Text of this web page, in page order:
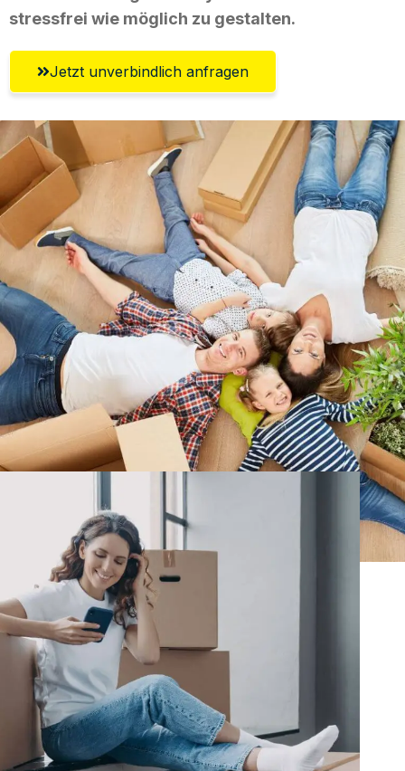
stressfrei wie möglich zu gestalten.
Jetzt unverbindlich anfragen